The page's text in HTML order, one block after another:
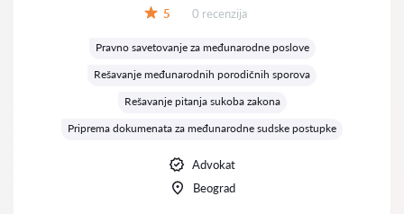
5 Recenzija:
0 recenzija
Pravno savetovanje za međunarodne poslove
Rešavanje međunarodnih porodičnih sporova
Rešavanje pitanja sukoba zakona
Priprema dokumenata za međunarodne sudske postupke
Advokat
Beograd